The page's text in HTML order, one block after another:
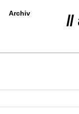
Archiv
//